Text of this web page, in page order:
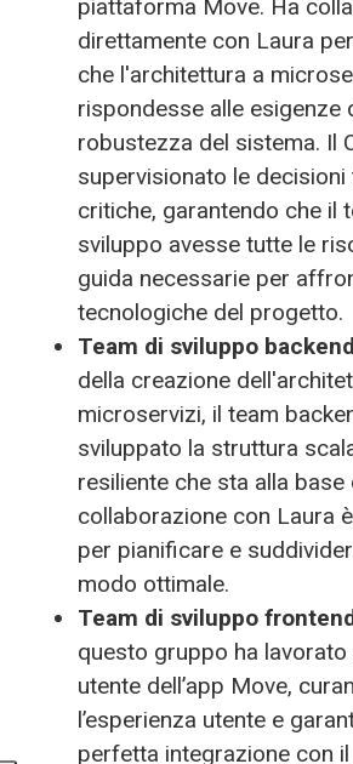
piattaforma Move. Ha
direttamente con Laura
che l'architettura a
rispondesse alle esigenze
robustezza del sistema. Il
supervisionato le decisioni
critiche, garantendo che il
sviluppo avesse tutte le
guida necessarie per
tecnologiche del progetto.
Team di sviluppo
della creazione
microservizi, il team
sviluppato la struttura
resiliente che sta alla base
collaborazione con Laura
per pianificare e
modo ottimale.
Team di sviluppo
questo gruppo ha lavorato
utente dell’app Move,
l’esperienza utente e
perfetta integrazione con